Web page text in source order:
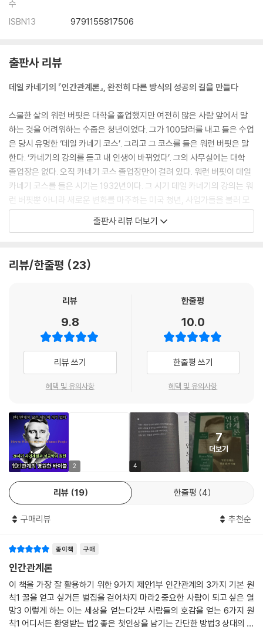
수
ISBN13
9791155817506
출판사 리뷰
데일 카네기의 『인간관계론』, 완전히 다른 방식의 성공의 길을 만들다
스물한 살의 워런 버핏은 대학을 졸업했지만 여전히 많은 사람 앞에서 말
하는 것을 어려워하는 수줍은 청년이었다. 그가 100달러를 내고 들은 수업
은 당시 유명한 ‘데일 카네기 코스’. 그리고 그 코스를 들은 워런 버핏은 말
한다. ‘카네기의 강의를 듣고 내 인생이 바뀌었다’. 그의 사무실에는 대학
졸업장은 없다. 오직 카네기 코스 졸업장만이 걸려 있다. 워런 버핏이 데일
카네기 코스를 들은 시기는 1932년이다. 그 시기 데일 카네기의 강의는 워
런 버핏뿐 아니라 새로운 변화를 마주하는 미국 청년, 사업가들을 불러 모
았다. 어떤 책에서도 대학에서도 ‘인간관계’와 ‘화술’에 대해서는 알려주지
않았기 때문이다. 그야말로 카네기의 강연에 미국 각지에서 구름처럼 몰려
통령들과 총리가 카네기에게 영향을 받았다고 말한다. 미국의회도서관은
대, 새로운 산업이 태동하는 그 시기에 많은 미국인들은 학교에서는 배우
의가 이렇게 폭발적인 인기를 끈 데는, 세일즈와 마케팅, 서비스산업 등이
수없이 생겨났기 때문인 점도 있으나, 실제 강의를 듣고 효과를 본 사람들
의 ‘후기’ 또한 대단했기 때문이었다. 카네기의 강의를 듣고 사회생활이 더
쉬워지고, 사업가는 더 많은 고객과 만나게 되었고, 이 강의에는 수많은 수
강생들이 몰리게 된다.
새로운 세계에 나갈 때 우리가 가장 힘든 것은 ‘사람’이다. 내 앞의 공부, 내
앞의 일이 아니라, 타인과 함께하는 것에는 감정이 얽혀 있고 내가 아니라
는 점에서 불확실성도 내포한다. 카네기는 ‘타인’이라는 세계를 인간의 본
성을 꿰뚫고 하나하나 사례로 짚어나가며, 그들이 불확실한 것이 아니라
모두가 공유하고 있는, 궁극적으로는 ‘나와 동일한’ 사람이라는 것을 전제
로 두기를 바란다. 인간관계가 힘든 것은 나의 시선에서 상대를 바라보기
때문이다. 하지만 카네기는 모든 중심을 ‘상대’에 두고, 인간의 본성이 무엇
룬 대로 하나하나 알고 실천하면 관계는 선명해진다.
인간 본성을 꿰뚫어 행동하게 만드는 ‘전략과 행동’이 겸비된 자기계발의
원전
카네기의 『인간관계론』을 읽다 보면, 이 책의 이야기가 1936년에 쓰였다
고는 생각되지 않다고 느껴진다. 그 이유는 이 책이 ‘인간의 본성’을 먼저
이해하고 있기 때문이다. 현대의 자기계발서, 심리서적, 처세술, 뇌과학까
지 그 수많은 기술과 연구가 밝혀낸 인간의 속성들이 카네기의 『인간관계
출판사 리뷰 더보기
리뷰/한줄평 23
리뷰
9.8
리뷰 쓰기
혜택 및 유의사항
한줄평
10.0
한줄평 쓰기
혜택 및 유의사항
10 2 4
7
더보기
리뷰 19 한줄평 4
구매리뷰 추천순
종이책 구매
인간관계론
이 책을 가장 잘 활용하기 위한 9가지 제안1부 인간관계의 3가지 기본 원
칙1 꿀을 얻고 싶거든 벌집을 걷어차지 마라2 중요한 사람이 되고 싶은 열
망3 이렇게 하는 이는 세상을 얻는다2부 사람들의 호감을 얻는 6가지 원
칙1 어디서든 환영받는 법2 좋은 첫인상을 남기는 간단한 방법3 상대의 이